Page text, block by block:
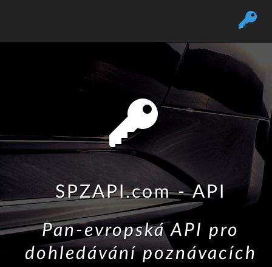
SPZAPI.com - API
Pan-evropská API pro
dohledávání poznávacích